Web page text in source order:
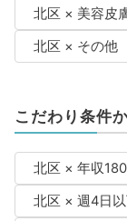
北区 × 美容皮
北区 × その他
こだわり条件
北区 × 年収
北区 × 週4日